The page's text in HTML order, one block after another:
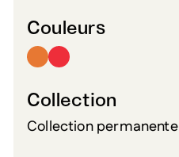
Couleurs
Collection
Collection permanente